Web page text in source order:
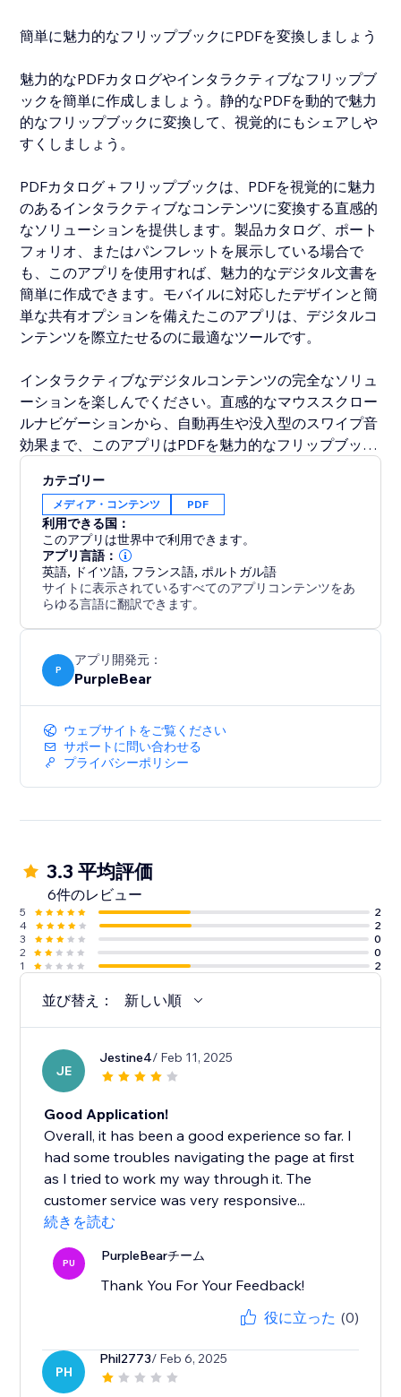
簡単に魅力的なフリップブックにPDFを変換しましょう
魅力的なPDFカタログやインタラクティブなフリップブ
ックを簡単に作成しましょう。静的なPDFを動的で魅力
的なフリップブックに変換して、視覚的にもシェアしや
すくしましょう。
PDFカタログ＋フリップブックは、PDFを視覚的に魅力
のあるインタラクティブなコンテンツに変換する直感的
なソリューションを提供します。製品カタログ、ポート
フォリオ、またはパンフレットを展示している場合で
も、このアプリを使用すれば、魅力的なデジタル文書を
簡単に作成できます。モバイルに対応したデザインと簡
単な共有オプションを備えたこのアプリは、デジタルコ
ンテンツを際立たせるのに最適なツールです。
インタラクティブなデジタルコンテンツの完全なソリュ
ーションを楽しんでください。直感的なマウススクロー
ルナビゲーションから、自動再生や没入型のスワイプ音
効果まで、このアプリはPDFを魅力的なフリップブック
ルバー、簡単なダウンロードオプションを備えたPDFカ
タログ＋フリップブックは、カタログやパンフレットの
展示に最適です。
カテゴリー
メディア・コンテンツ PDF
利用できる国：
このアプリは世界中で利用できます。
アプリ言語：
英語, ドイツ語, フランス語, ポルトガル語
サイトに表示されているすべてのアプリコンテンツをあ
らゆる言語に翻訳できます。
P
アプリ開発元：
PurpleBear
ウェブサイトをご覧ください
サポートに問い合わせる
プライバシーポリシー
3.3 平均評価
6件のレビュー
5
2
4
2
3
0
2
0
1
2
並び替え： 新しい順
JE
Jestine4/ Feb 11, 2025
Good Application!
Overall, it has been a good experience so far. I
had some troubles navigating the page at first
as I tried to work my way through it. The
customer service was very responsive...
続きを読む
PU PurpleBearチーム
Thank You For Your Feedback!
役に立った (0)
PH
Phil2773/ Feb 6, 2025